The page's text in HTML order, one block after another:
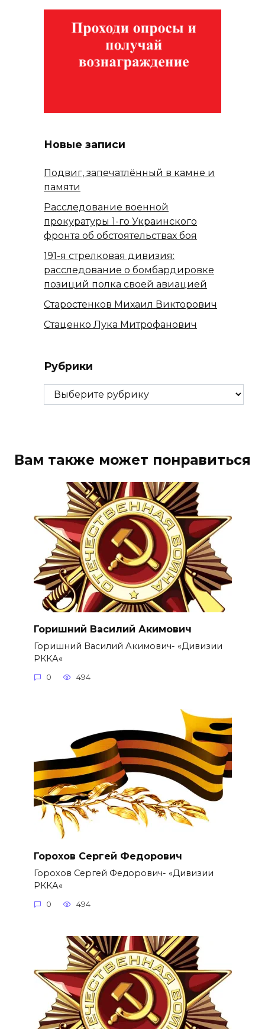
Новые записи
Подвиг, запечатлённый в камне и
памяти
Расследование военной
прокуратуры 1-го Украинского
фронта об обстоятельствах боя
191-я стрелковая дивизия:
расследование о бомбардировке
позиций полка своей авиацией
Старостенков Михаил Викторович
Стаценко Лука Митрофанович
Рубрики
Рубрики
Вам также может понравиться
Горишний Василий Акимович
Горишний Василий Акимович- «Дивизии
РККА«
0 494
Горохов Сергей Федорович
Горохов Сергей Федорович- «Дивизии
РККА«
0 494